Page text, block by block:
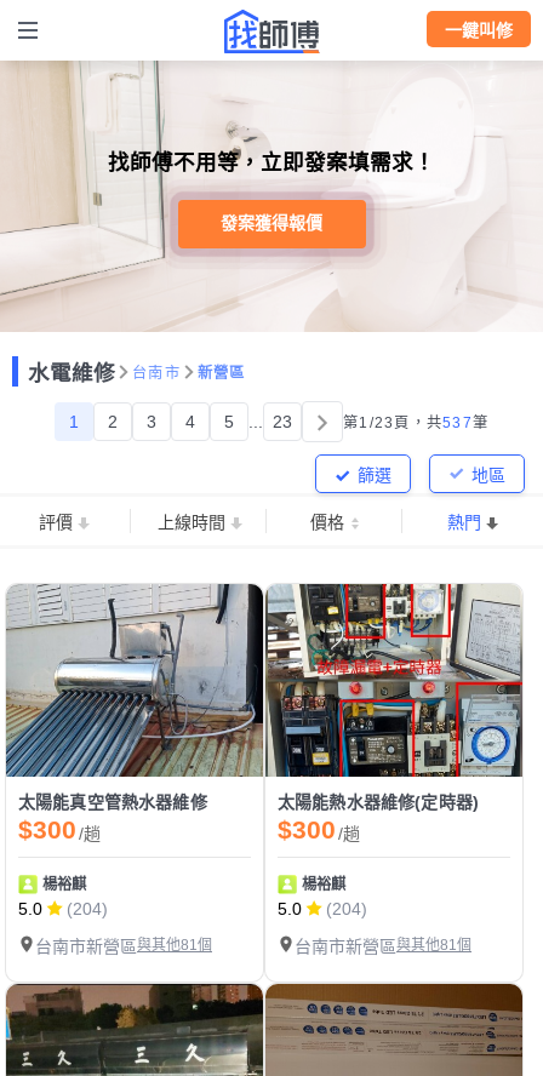
一鍵叫修
找師傅不用等，立即發案填需求！
發案獲得報價
水電維修 台南市 新營區
1 2 3 4 5 23 第1/23頁， 共537筆
地區
篩選
評價 上線時間 價格 熱門
太陽能真空管熱水器維修
$300/趟
楊裕麒
5.0
(204)
台南市新營區與其他81個
太陽能熱水器維修(定時器)
$300/趟
楊裕麒
5.0
(204)
台南市新營區與其他81個